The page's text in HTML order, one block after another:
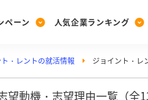
ペーン
する
人気企業ランキング
キングを見る
の企業特集
・レントの就活情報 ジョイント・レ
動機・志望理由一覧（全